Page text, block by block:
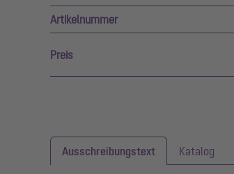
Artikelnummer
Preis
Ausschreibungstext Katalog